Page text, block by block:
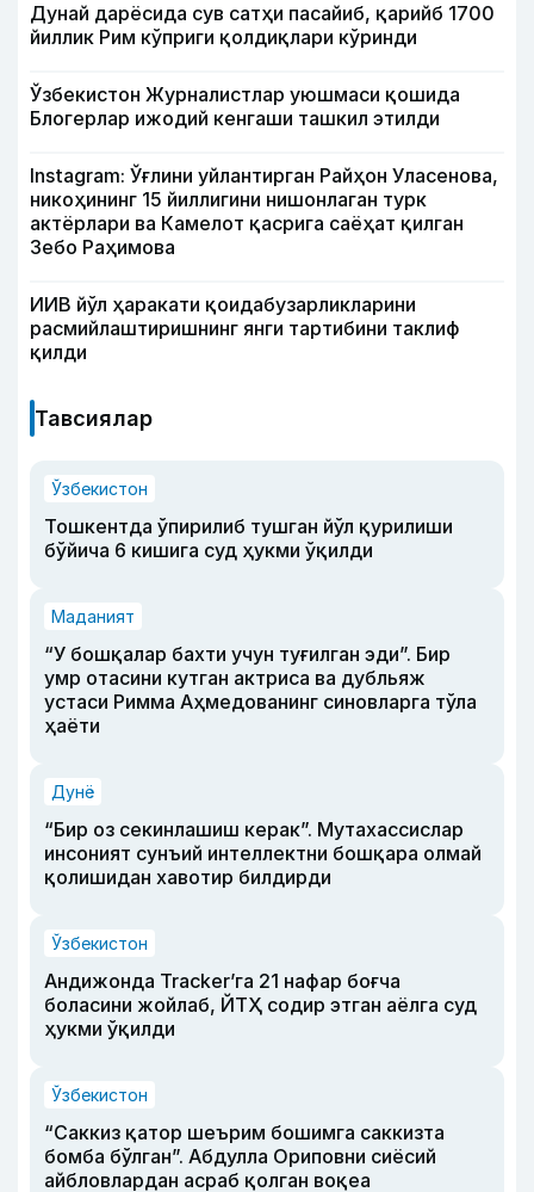
Дунай дарёсида сув сатҳи пасайиб, қарийб 1700
йиллик Рим кўприги қолдиқлари кўринди
Ўзбекистон Журналистлар уюшмаси қошида
Блогерлар ижодий кенгаши ташкил этилди
Instagram: Ўғлини уйлантирган Райҳон Уласенова,
никоҳининг 15 йиллигини нишонлаган турк
актёрлари ва Камелот қасрига саёҳат қилган
Зебо Раҳимова
ИИВ йўл ҳаракати қоидабузарликларини
расмийлаштиришнинг янги тартибини таклиф
қилди
Тавсиялар
Ўзбекистон
Тошкентда ўпирилиб тушган йўл қурилиши
бўйича 6 кишига суд ҳукми ўқилди
Маданият
“У бошқалар бахти учун туғилган эди”. Бир
умр отасини кутган актриса ва дубльяж
устаси Римма Аҳмедованинг синовларга тўла
ҳаёти
Дунё
“Бир оз секинлашиш керак”. Мутахассислар
инсоният сунъий интеллектни бошқара олмай
қолишидан хавотир билдирди
Ўзбекистон
Андижонда Tracker’га 21 нафар боғча
боласини жойлаб, ЙТҲ содир этган аёлга суд
ҳукми ўқилди
Ўзбекистон
“Саккиз қатор шеърим бошимга саккизта
бомба бўлган”. Абдулла Ориповни сиёсий
айбловлардан асраб қолган воқеа